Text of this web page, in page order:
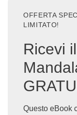
OFFERTA
LIMITATO!
Ricevi
Questo eBook